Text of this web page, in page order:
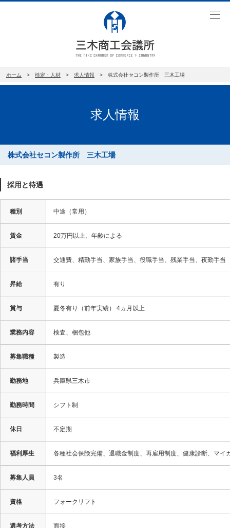
ホーム > 検定・人材 > 求人情報 > 株式会社セコン製作所 三木工場
求人情報
株式会社セコン製作所 三木工場
採用と待遇
種別 中途（常用）
賃金 20万円以上、年齢による
諸手当 交通費、精勤手当、家族手当、役職手当、残業手当、夜勤手当
昇給 有り
賞与 夏冬有り（前年実績） 4ヵ月以上
業務内容 検査、梱包他
募集職種 製造
勤務地 兵庫県三木市
勤務時間 シフト制
休日 不定期
福利厚生 各種社会保険完備、退職金制度、再雇用制度、健康診断、マイ
募集人員 3名
資格 フォークリフト
選考方法 面接